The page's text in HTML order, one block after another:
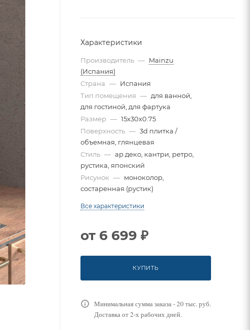
Характеристики
Производитель — Mainzu
(Испания)
Страна — Испания
Тип помещения — для ванной,
для гостиной, для фартука
Размер — 15x30x0.75
Поверхность — 3d плитка /
объемная, глянцевая
Стиль — ар деко, кантри, ретро,
рустика, японский
Рисунок — моноколор,
состаренная (рустик)
Все характеристики
от 6 699 ₽
КУПИТЬ
Минимальная сумма заказа - 20 тыс. руб.
Доставка от 2-х рабочих дней.